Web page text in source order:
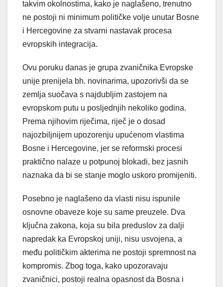
takvim okolnostima, kako je naglašeno, trenutno
ne postoji ni minimum političke volje unutar Bosne
i Hercegovine za stvarni nastavak procesa
evropskih integracija.
Ovu poruku danas je grupa zvaničnika Evropske
unije prenijela bh. novinarima, upozorivši da se
zemlja suočava s najdubljim zastojem na
evropskom putu u posljednjih nekoliko godina.
Prema njihovim riječima, riječ je o dosad
najozbiljnijem upozorenju upućenom vlastima
Bosne i Hercegovine, jer se reformski procesi
praktično nalaze u potpunoj blokadi, bez jasnih
naznaka da bi se stanje moglo uskoro promijeniti.
Posebno je naglašeno da vlasti nisu ispunile
osnovne obaveze koje su same preuzele. Dva
ključna zakona, koja su bila preduslov za dalji
napredak ka Evropskoj uniji, nisu usvojena, a
među političkim akterima ne postoji spremnost na
kompromis. Zbog toga, kako upozoravaju
zvaničnici, postoji realna opasnost da Bosna i